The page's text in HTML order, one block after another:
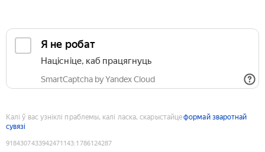
Я не робат
Націсніце, каб працягнуць
SmartCaptcha by Yandex Cloud
Калі ў вас узніклі праблемы, калі ласка, скарыстайцеформай зваротнай
сувязі
9184307433942471143:1786124287